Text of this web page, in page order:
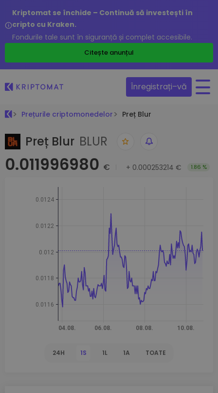
Kriptomat se închide – Continuă să investești în
cripto cu Kraken.
Fondurile tale sunt în siguranță și complet accesibile.
Citește anunțul
Înregistrați–vă
Prețurile criptomonedelor Preț Blur
Preț Blur BLUR
0.011996980 € + 0.000253214 € 1.86 %
24H 1S 1L 1A TOATE